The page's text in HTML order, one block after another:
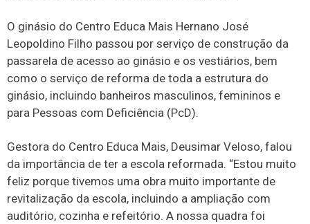
O ginásio do Centro Educa Mais Hernano José
Leopoldino Filho passou por serviço de construção da
passarela de acesso ao ginásio e os vestiários, bem
como o serviço de reforma de toda a estrutura do
ginásio, incluindo banheiros masculinos, femininos e
para Pessoas com Deficiência (PcD).
Gestora do Centro Educa Mais, Deusimar Veloso, falou
da importância de ter a escola reformada. “Estou muito
feliz porque tivemos uma obra muito importante de
revitalização da escola, incluindo a ampliação com
auditório, cozinha e refeitório. A nossa quadra foi